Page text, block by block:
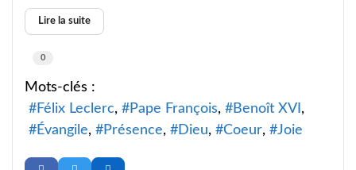
Lire la suite
0
Mots-clés :
Félix Leclerc
Pape François
Benoît XVI
Évangile
Présence Dieu Coeur Joie